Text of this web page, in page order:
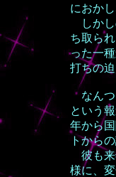
におかし
しかし
ち取ら
った一
打ちの
なんつ
という
年から
トから
彼も来
様に、